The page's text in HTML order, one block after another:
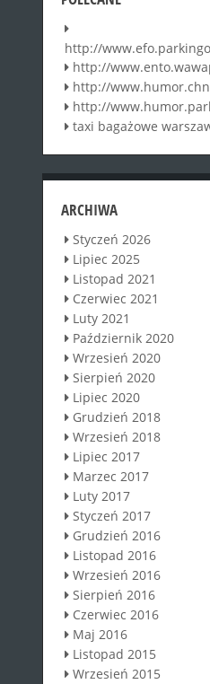
http://
http://
http://
http://
taxi bagażowe
ARCHIWA
Styczeń 2026
Lipiec 2025
Listopad 2021
Czerwiec 2021
Luty 2021
Październik 2020
Wrzesień 2020
Sierpień 2020
Lipiec 2020
Grudzień 2018
Wrzesień 2018
Lipiec 2017
Marzec 2017
Luty 2017
Styczeń 2017
Grudzień 2016
Listopad 2016
Wrzesień 2016
Sierpień 2016
Czerwiec 2016
Maj 2016
Listopad 2015
Wrzesień 2015